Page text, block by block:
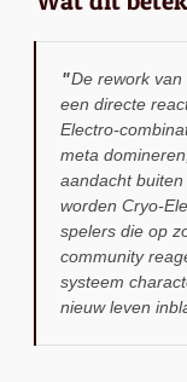
De rework
een directe
Electro-
meta
aandacht
worden Cryo-
spelers die op
community
systeem
nieuw leven